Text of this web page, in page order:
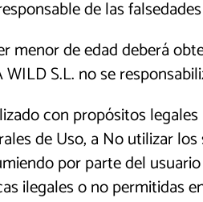
de las
menor de edad deberá
S.L. no se
con propósitos
de Uso, a No utilizar
por parte del
ilegales o no permitidas